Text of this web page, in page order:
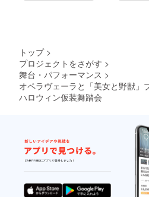
トップ >
プロジェクトをさがす >
舞台・パフォーマンス >
オペラヴェーラと「美女と野獣」
ハロウィン仮装舞踏会